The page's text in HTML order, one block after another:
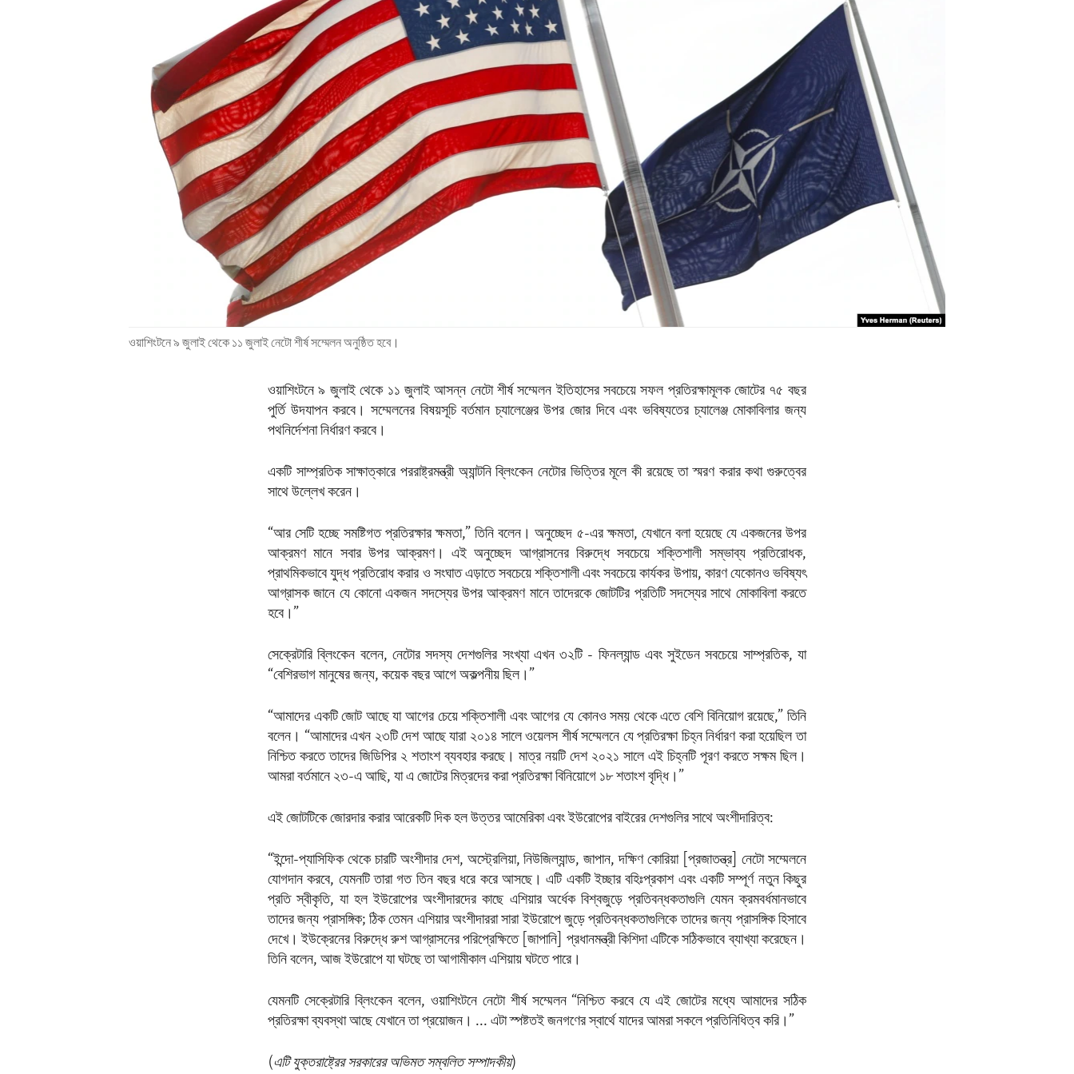
ওয়াশিংটনে ৯ জুলাই থেকে ১১ জুলাই নেটো শীর্ষ সম্মেলন অনুষ্ঠিত হবে।
ওয়াশিংটনে ৯ জুলাই থেকে ১১ জুলাই আসন্ন নেটো শীর্ষ সম্মেলন ইতিহাসের সবচেয়ে সফল প্রতিরক্ষামূলক জোটের ৭৫ বছর
পুর্তি উদযাপন করবে। সম্মেলনের বিষয়সূচি বর্তমান চ্যালেঞ্জের উপর জোর দিবে এবং ভবিষ্যতের চ্যালেঞ্জ মোকাবিলার জন্য
পথনির্দেশনা নির্ধারণ করবে।
একটি সাম্প্রতিক সাক্ষাত্কারে পররাষ্ট্রমন্ত্রী অ্যান্টনি ব্লিংকেন নেটোর ভিত্তির মূলে কী রয়েছে তা স্মরণ করার কথা গুরুত্বের
সাথে উল্লেখ করেন।
“আর সেটি হচ্ছে সমষ্টিগত প্রতিরক্ষার ক্ষমতা,” তিনি বলেন। অনুচ্ছেদ ৫-এর ক্ষমতা, যেখানে বলা হয়েছে যে একজনের উপর
আক্রমণ মানে সবার উপর আক্রমণ। এই অনুচ্ছেদ আগ্রাসনের বিরুদ্ধে সবচেয়ে শক্তিশালী সম্ভাব্য প্রতিরোধক,
প্রাথমিকভাবে যুদ্ধ প্রতিরোধ করার ও সংঘাত এড়াতে সবচেয়ে শক্তিশালী এবং সবচেয়ে কার্যকর উপায়, কারণ যেকোনও ভবিষ্যৎ
আগ্রাসক জানে যে কোনো একজন সদস্যের উপর আক্রমণ মানে তাদেরকে জোটটির প্রতিটি সদস্যের সাথে মোকাবিলা করতে
হবে।”
সেক্রেটারি ব্লিংকেন বলেন, নেটোর সদস্য দেশগুলির সংখ্যা এখন ৩২টি - ফিনল্যান্ড এবং সুইডেন সবচেয়ে সাম্প্রতিক, যা
“বেশিরভাগ মানুষের জন্য, কয়েক বছর আগে অকল্পনীয় ছিল।”
“আমাদের একটি জোট আছে যা আগের চেয়ে শক্তিশালী এবং আগের যে কোনও সময় থেকে এতে বেশি বিনিয়োগ রয়েছে,” তিনি
বলেন। “আমাদের এখন ২৩টি দেশ আছে যারা ২০১৪ সালে ওয়েলস শীর্ষ সম্মেলনে যে প্রতিরক্ষা চিহ্ন নির্ধারণ করা হয়েছিল তা
নিশ্চিত করতে তাদের জিডিপির ২ শতাংশ ব্যবহার করছে। মাত্র নয়টি দেশ ২০২১ সালে এই চিহ্নটি পূরণ করতে সক্ষম ছিল।
আমরা বর্তমানে ২৩-এ আছি, যা এ জোটের মিত্রদের করা প্রতিরক্ষা বিনিয়োগে ১৮ শতাংশ বৃদ্ধি।”
এই জোটটিকে জোরদার করার আরেকটি দিক হল উত্তর আমেরিকা এবং ইউরোপের বাইরের দেশগুলির সাথে অংশীদারিত্ব:
“ইন্দো-প্যাসিফিক থেকে চারটি অংশীদার দেশ, অস্ট্রেলিয়া, নিউজিল্যান্ড, জাপান, দক্ষিণ কোরিয়া [প্রজাতন্ত্র] নেটো সম্মেলনে
যোগদান করবে, যেমনটি তারা গত তিন বছর ধরে করে আসছে। এটি একটি ইচ্ছার বহিঃপ্রকাশ এবং একটি সম্পূর্ণ নতুন কিছুর
প্রতি স্বীকৃতি, যা হল ইউরোপের অংশীদারদের কাছে এশিয়ার অর্ধেক বিশ্বজুড়ে প্রতিবন্ধকতাগুলি যেমন ক্রমবর্ধমানভাবে
তাদের জন্য প্রাসঙ্গিক; ঠিক তেমন এশিয়ার অংশীদাররা সারা ইউরোপে জুড়ে প্রতিবন্ধকতাগুলিকে তাদের জন্য প্রাসঙ্গিক হিসাবে
দেখে। ইউক্রেনের বিরুদ্ধে রুশ আগ্রাসনের পরিপ্রেক্ষিতে [জাপানি] প্রধানমন্ত্রী কিশিদা এটিকে সঠিকভাবে ব্যাখ্যা করেছেন।
তিনি বলেন, আজ ইউরোপে যা ঘটছে তা আগামীকাল এশিয়ায় ঘটতে পারে।
যেমনটি সেক্রেটারি ব্লিংকেন বলেন, ওয়াশিংটনে নেটো শীর্ষ সম্মেলন “নিশ্চিত করবে যে এই জোটের মধ্যে আমাদের সঠিক
প্রতিরক্ষা ব্যবস্থা আছে যেখানে তা প্রয়োজন। ... এটা স্পষ্টতই জনগণের স্বার্থে যাদের আমরা সকলে প্রতিনিধিত্ব করি।”
(এটি যুক্তরাষ্ট্রের সরকারের অভিমত সম্বলিত সম্পাদকীয়)